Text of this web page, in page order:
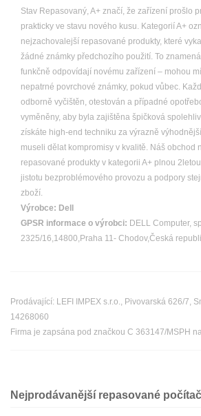
Stav Repasovaný, A+ značí, že zařízení prošlo
prakticky ve stavu nového kusu. Kategorií A+
nejzachovalejší repasované produkty, které
žádné známky předchozího použití. To
funkčně odpovídají novému zařízení – mohou
nepatrné povrchové známky, pokud vůbec.
odborně vyčištěn, otestován a případné
vyměněny, aby byla zajištěna špičková
získáte high-end techniku za výrazně
museli dělat kompromisy v kvalitě. Náš obchod
repasované produkty v kategorii A+ plnou
jistotu bezproblémového provozu a podpory
zboží.
Výrobce: Dell
GPSR informace o výrobci: DELL Computer,
2325/16,14800,Praha 11- Chodov,Česká
Prodávající: LEFI IMPEX s.r.o., Pivovarská 626/7,
14268060
Firma je zapsána pod značkou C 363147/MSPH
Nejprodávanější repasované